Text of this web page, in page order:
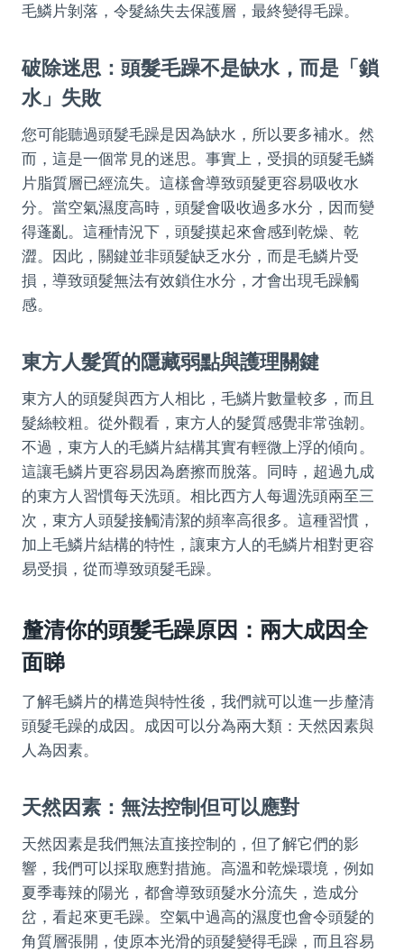
毛鱗片剝落，令髮絲失去保護層，最終變得毛躁。
破除迷思：頭髮毛躁不是缺水，而是「鎖
水」失敗
您可能聽過頭髮毛躁是因為缺水，所以要多補水。然
而，這是一個常見的迷思。事實上，受損的頭髮毛鱗
片脂質層已經流失。這樣會導致頭髮更容易吸收水
分。當空氣濕度高時，頭髮會吸收過多水分，因而變
得蓬亂。這種情況下，頭髮摸起來會感到乾燥、乾
澀。因此，關鍵並非頭髮缺乏水分，而是毛鱗片受
損，導致頭髮無法有效鎖住水分，才會出現毛躁觸
感。
東方人髮質的隱藏弱點與護理關鍵
東方人的頭髮與西方人相比，毛鱗片數量較多，而且
髮絲較粗。從外觀看，東方人的髮質感覺非常強韌。
不過，東方人的毛鱗片結構其實有輕微上浮的傾向。
這讓毛鱗片更容易因為磨擦而脫落。同時，超過九成
的東方人習慣每天洗頭。相比西方人每週洗頭兩至三
次，東方人頭髮接觸清潔的頻率高很多。這種習慣，
加上毛鱗片結構的特性，讓東方人的毛鱗片相對更容
易受損，從而導致頭髮毛躁。
釐清你的頭髮毛躁原因：兩大成因全
面睇
了解毛鱗片的構造與特性後，我們就可以進一步釐清
頭髮毛躁的成因。成因可以分為兩大類：天然因素與
人為因素。
天然因素：無法控制但可以應對
天然因素是我們無法直接控制的，但了解它們的影
響，我們可以採取應對措施。高溫和乾燥環境，例如
夏季毒辣的陽光，都會導致頭髮水分流失，造成分
岔，看起來更毛躁。空氣中過高的濕度也會令頭髮的
角質層張開，使原本光滑的頭髮變得毛躁，而且容易